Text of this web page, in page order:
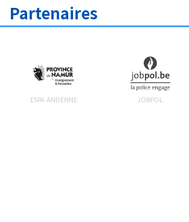
Partenaires
ESPA ANDENNE JOBPOL